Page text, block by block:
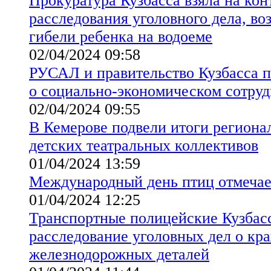
расследования уголовного дела,
гибели ребенка на водоеме
02/04/2024 09:58
РУСАЛ и правительство Кузбасса
о социально-экономическом
02/04/2024 09:55
В Кемерове подвели итоги
детских театральных коллективов
01/04/2024 13:59
Международный день птиц
01/04/2024 12:25
Транспортные полицейские
расследование уголовных дел о
железнодорожных деталей